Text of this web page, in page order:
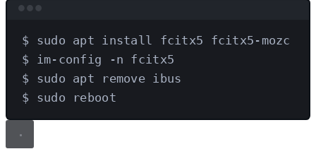
$ sudo apt install fcitx5
fcitx5-mozc
$ im-config -n fcitx5
$ sudo apt remove ibus
$ sudo reboot